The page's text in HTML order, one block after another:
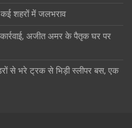
शहरों में जलभराव
अजीत अमर के पैतृक घर पर
से भरे ट्रक से भिड़ी स्लीपर बस, एक